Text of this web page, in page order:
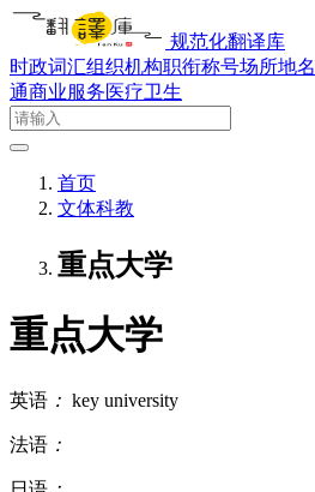
规范化翻译库
时政词汇组织机构职衔称号场所地名
通商业服务医疗卫生
首页
文体科教
重点大学
重点大学
英语 ： key university
法语 ：